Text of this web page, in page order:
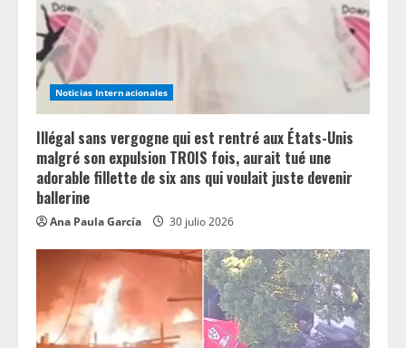
d
i
n
g
Noticias Internacionales
Illégal sans vergogne qui est rentré aux États-Unis
malgré son expulsion TROIS fois, aurait tué une
adorable fillette de six ans qui voulait juste devenir
ballerine
Ana Paula García 30 julio 2026